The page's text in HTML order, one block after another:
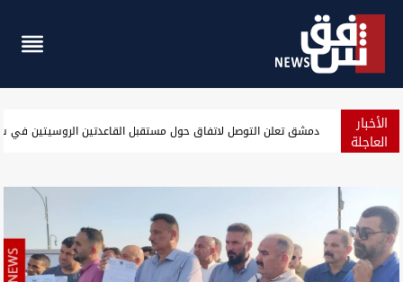
الأخبار
العاجلة قفزة جديدة للدولار في بغداد وأربيل مع إغلاق الأسواق